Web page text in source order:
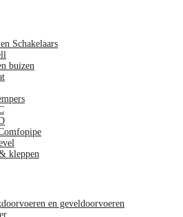
Schakelaars
buizen
kleppen
en geveldoorvoeren